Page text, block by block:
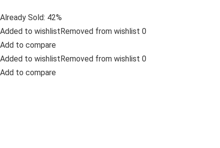
Already Sold: 42%
Added to wishlistRemoved from wishlist 0
Add to compare
Added to wishlistRemoved from wishlist 0
Add to compare